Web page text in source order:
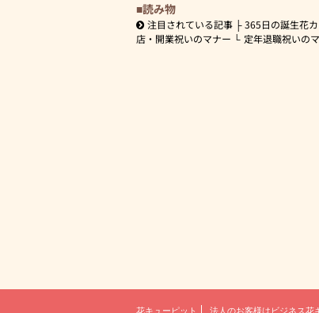
読み物
注目されている記事 365日の誕生花
店・開業祝いのマナー
定年退職祝いの
花キューピット 法人のお客様は ビジネス花